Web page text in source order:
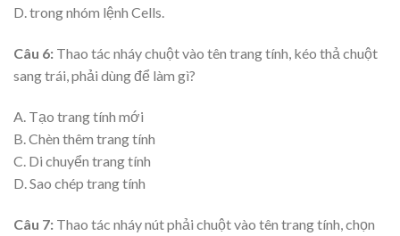
D. trong nhóm lệnh Cells.
Câu 6: Thao tác nháy chuột vào tên trang tính, kéo thả chuột
sang trái, phải dùng để làm gì?
A. Tạo trang tính mới
B. Chèn thêm trang tính
C. Di chuyển trang tính
D. Sao chép trang tính
Câu 7: Thao tác nháy nút phải chuột vào tên trang tính, chọn